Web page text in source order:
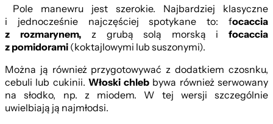
Pole manewru jest szerokie. Najbardziej klasyczne
i jednocześnie najczęściej spotykane to: focaccia
z rozmarynem, z grubą solą morską ifocaccia
z pomidorami(koktajlowymi lub suszonymi).
Można ją również przygotowywać z dodatkiem czosnku,
cebuli lub cukinii. Włoski chleb bywa również serwowany
na słodko, np. z miodem. W tej wersji szczególnie
uwielbiają ją najmłodsi.